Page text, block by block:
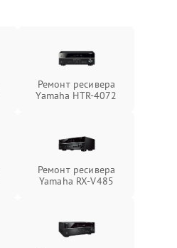
Ремонт ресивера
Yamaha HTR-4072
Ремонт ресивера
Yamaha RX-V485